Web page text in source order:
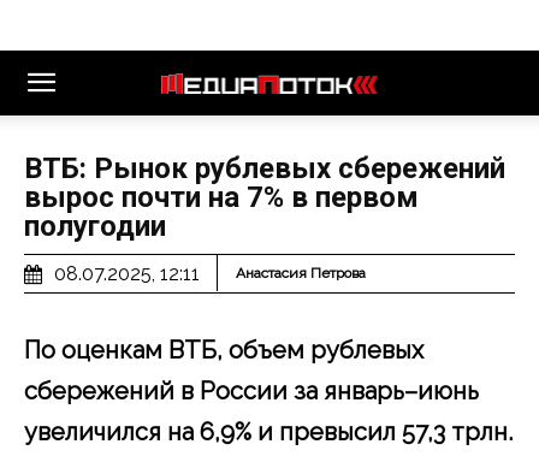
ВТБ: Рынок рублевых сбережений
вырос почти на 7% в первом
полугодии
08.07.2025, 12:11 Анастасия Петрова
По оценкам ВТБ, объем рублевых
сбережений в России за январь–июнь
увеличился на 6,9% и превысил 57,3 трлн.